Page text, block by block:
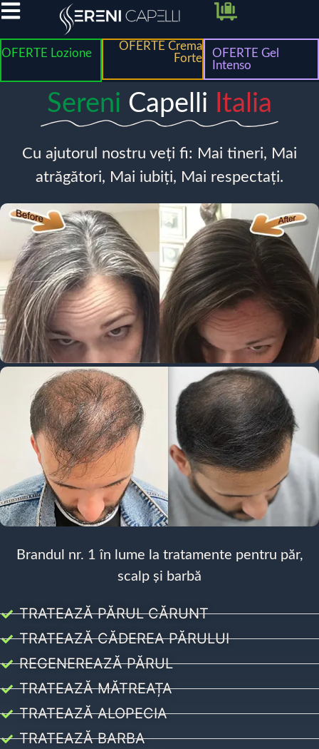
OFERTE Lozione
OFERTE Crema
Forte
OFERTE Gel
Intenso
Sereni Capelli Italia
Cu ajutorul nostru veți fi: Mai tineri, Mai
atrăgători, Mai iubiți, Mai respectați.
Brandul nr. 1 în lume la tratamente pentru păr,
scalp și barbă
TRATEAZĂ PĂRUL CĂRUNT
TRATEAZĂ CĂDEREA PĂRULUI
REGENEREAZĂ PĂRUL
TRATEAZĂ MĂTREAȚA
TRATEAZĂ ALOPECIA
TRATEAZĂ BARBA